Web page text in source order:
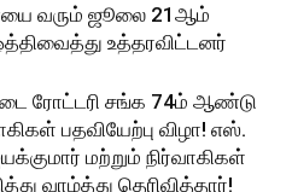
வரும் ஜூலை 21ஆம்
உத்தரவிட்டனர்
ரோட்டரி சங்க 74ம் ஆண்டு
பதவியேற்பு விழா! எஸ்.
மற்றும் நிர்வாகிகள்
வாழ்த்து தெரிவித்தார்!